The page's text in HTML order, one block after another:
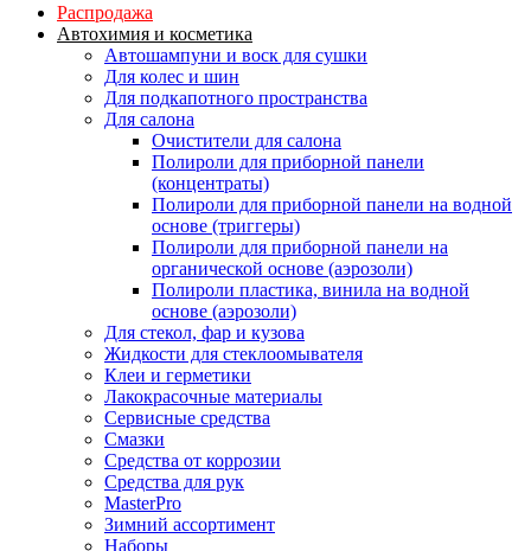
Распродажа
Автохимия и косметика
Автошампуни и воск для сушки
Для колес и шин
Для подкапотного пространства
Для салона
Очистители для салона
Полироли для приборной панели
(концентраты)
Полироли для приборной панели на водной
основе (триггеры)
Полироли для приборной панели на
органической основе (аэрозоли)
Полироли пластика, винила на водной
основе (аэрозоли)
Для стекол, фар и кузова
Жидкости для стеклоомывателя
Клеи и герметики
Лакокрасочные материалы
Сервисные средства
Смазки
Средства от коррозии
Средства для рук
MasterPro
Зимний ассортимент
Наборы